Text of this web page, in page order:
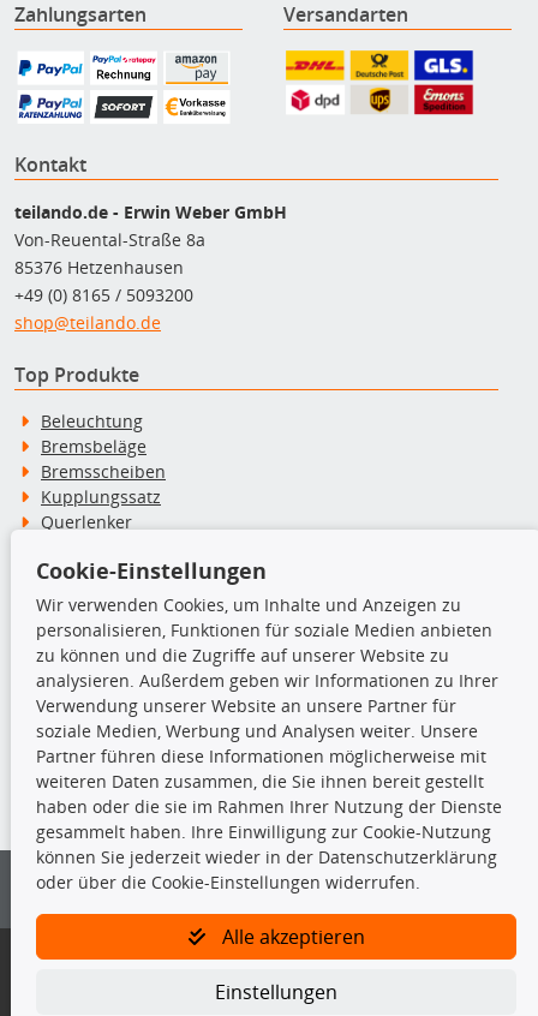
Zahlungsarten Versandarten
Kontakt
teilando.de - Erwin Weber GmbH
Von-Reuental-Straße 8a
85376 Hetzenhausen
+49 (0) 8165 / 5093200
shop@teilando.de
Top Produkte
Beleuchtung
Bremsbeläge
Bremsscheiben
Kupplungssatz
Querlenker
Stoßdämpfer
TecDoc Inside
Die hier angezeigten Daten insbesondere die gesamte Datenbank dürfen
nicht kopiert werden.
Es ist zu unterlassen, die Daten oder die gesamte Datenbank ohne
vorherige Zustimmung von TecDoc zu vervielfältigen, zu verbreiten
und/oder diese Handlungen durch Dritte ausführen zu lassen. Ein
Bitte prüfen Sie, ob das über unseren Onlineshop identifizierte Ersatzteil
Gegebenenfalls sind ergänzende Informationen notwendig, um
Cookie-Einstellungen
Wir verwenden Cookies, um Inhalte und Anzeigen zu
personalisieren, Funktionen für soziale Medien anbieten
zu können und die Zugriffe auf unserer Website zu
analysieren. Außerdem geben wir Informationen zu Ihrer
Verwendung unserer Website an unsere Partner für
soziale Medien, Werbung und Analysen weiter. Unsere
Partner führen diese Informationen möglicherweise mit
weiteren Daten zusammen, die Sie ihnen bereit gestellt
haben oder die sie im Rahmen Ihrer Nutzung der Dienste
gesammelt haben. Ihre Einwilligung zur Cookie-Nutzung
können Sie jederzeit wieder in der Datenschutzerklärung
oder über die Cookie-Einstellungen widerrufen.
Alle akzeptieren
Einstellungen